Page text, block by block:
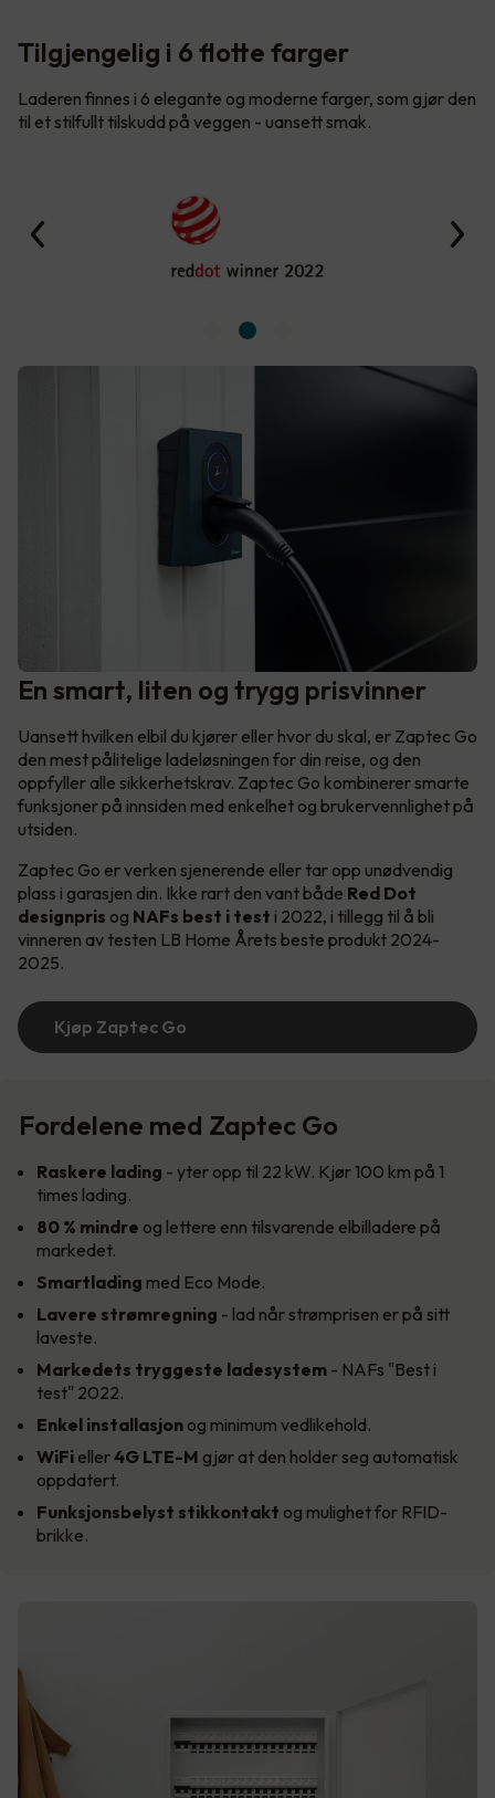
Tilgjengelig i 6 flotte farger
Laderen finnes i 6 elegante og moderne farger, som gjør den
til et stilfullt tilskudd på veggen - uansett smak.
En smart, liten og trygg prisvinner
Uansett hvilken elbil du kjører eller hvor du skal, er Zaptec Go
den mest pålitelige ladeløsningen for din reise, og den
oppfyller alle sikkerhetskrav. Zaptec Go kombinerer smarte
funksjoner på innsiden med enkelhet og brukervennlighet på
utsiden.
Zaptec Go er verken sjenerende eller tar opp unødvendig
plass i garasjen din. Ikke rart den vant både Red Dot
designpris og NAFs best i test i 2022, i tillegg til å bli
vinneren av testen LB Home Årets beste produkt 2024-
2025.
Kjøp Zaptec Go
Fordelene med Zaptec Go
Raskere lading - yter opp til 22 kW. Kjør 100 km på 1
times lading.
80 % mindre og lettere enn tilsvarende elbilladere på
markedet.
Smartlading med Eco Mode.
Lavere strømregning - lad når strømprisen er på sitt
laveste.
Markedets tryggeste ladesystem - NAFs "Best i
test" 2022.
Enkel installasjon og minimum vedlikehold.
WiFi eller4G LTE-M gjør at den holder seg automatisk
oppdatert.
Funksjonsbelyst stikkontakt og mulighet for RFID-
brikke.